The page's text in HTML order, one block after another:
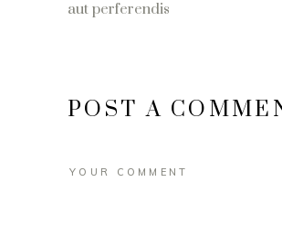
aut perferendis
POST A